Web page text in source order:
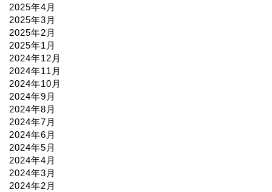
2025年4月
2025年3月
2025年2月
2025年1月
2024年12月
2024年11月
2024年10月
2024年9月
2024年8月
2024年7月
2024年6月
2024年5月
2024年4月
2024年3月
2024年2月